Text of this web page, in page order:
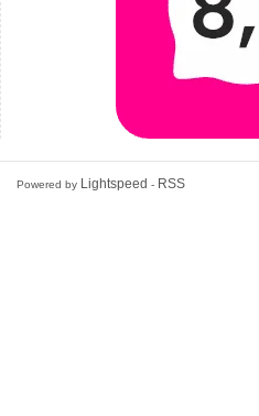
Powered by Lightspeed - RSS